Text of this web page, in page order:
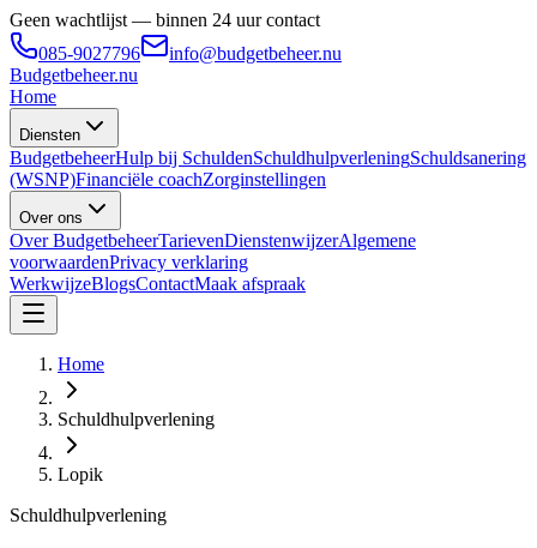
Geen wachtlijst — binnen 24 uur contact
085-9027796
info@budgetbeheer.nu
Budgetbeheer.nu
Home
Diensten
BudgetbeheerHulp bij SchuldenSchuldhulpverleningSchuldsanering
(WSNP)Financiële coachZorginstellingen
Over ons
Over BudgetbeheerTarievenDienstenwijzerAlgemene
voorwaardenPrivacy verklaring
WerkwijzeBlogsContactMaak afspraak
Home
Schuldhulpverlening
Lopik
Schuldhulpverlening